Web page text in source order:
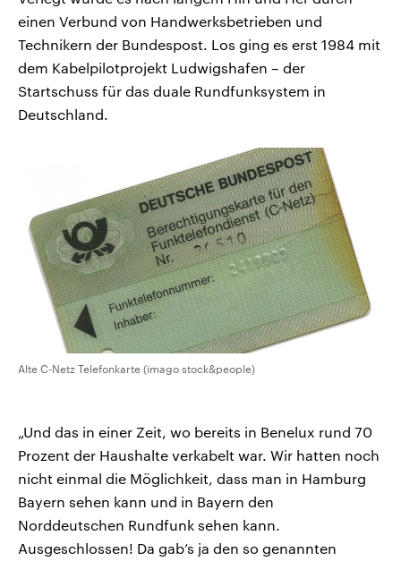
einen Verbund von Handwerksbetrieben und
Technikern der Bundespost. Los ging es erst 1984 mit
dem Kabelpilotprojekt Ludwigshafen – der
Startschuss für das duale Rundfunksystem in
Deutschland.
Alte C-Netz Telefonkarte (imago stock&people)
„Und das in einer Zeit, wo bereits in Benelux rund 70
Prozent der Haushalte verkabelt war. Wir hatten noch
nicht einmal die Möglichkeit, dass man in Hamburg
Bayern sehen kann und in Bayern den
Norddeutschen Rundfunk sehen kann.
Ausgeschlossen! Da gab’s ja den so genannten